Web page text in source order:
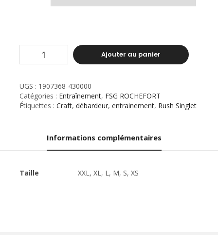
Ajouter au panier
UGS : 1907368-430000
Catégories : Entraînement, FSG ROCHEFORT
Étiquettes : Craft, débardeur, entrainement, Rush Singlet
Informations complémentaires
Taille XXL, XL, L, M, S, XS